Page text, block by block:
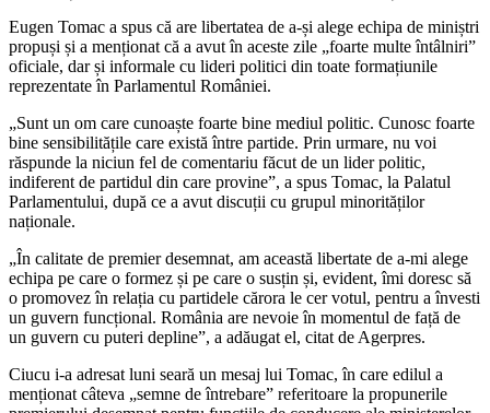
Eugen Tomac a spus că are libertatea de a-și alege echipa de miniștri
propuși și a menționat că a avut în aceste zile „foarte multe întâlniri”
oficiale, dar și informale cu lideri politici din toate formațiunile
reprezentate în Parlamentul României.
„Sunt un om care cunoaște foarte bine mediul politic. Cunosc foarte
bine sensibilitățile care există între partide. Prin urmare, nu voi
răspunde la niciun fel de comentariu făcut de un lider politic,
indiferent de partidul din care provine”, a spus Tomac, la Palatul
Parlamentului, după ce a avut discuții cu grupul minorităților
naționale.
„În calitate de premier desemnat, am această libertate de a-mi alege
echipa pe care o formez și pe care o susțin și, evident, îmi doresc să
o promovez în relația cu partidele cărora le cer votul, pentru a învesti
un guvern funcțional. România are nevoie în momentul de față de
un guvern cu puteri depline”, a adăugat el, citat de Agerpres.
Ciucu i-a adresat luni seară un mesaj lui Tomac, în care edilul a
menționat câteva „semne de întrebare” referitoare la propunerile